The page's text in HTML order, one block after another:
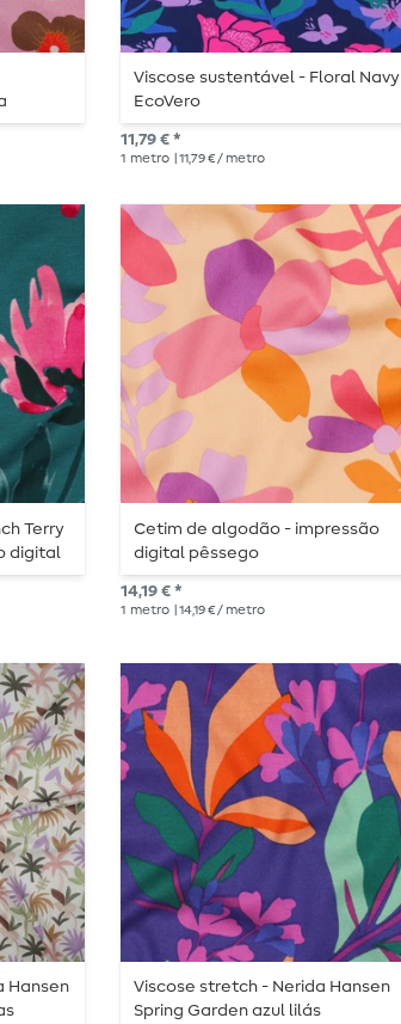
Viscose sustentável - Floral Navy
EcoVero
11,79 € *
1 metro | 11,79 € / metro
Terry
digital
Cetim de algodão - impressão
digital pêssego
14,19 € *
1 metro | 14,19 € / metro
Hansen
Viscose stretch - Nerida Hansen
Spring Garden azul lilás